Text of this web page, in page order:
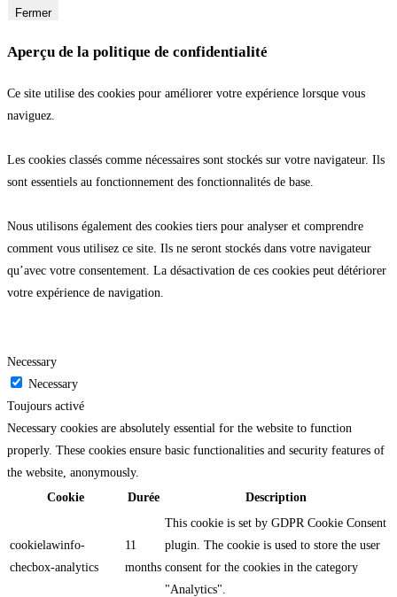
Fermer
Aperçu de la politique de confidentialité
Ce site utilise des cookies pour améliorer votre expérience lorsque vous
naviguez.
Les cookies classés comme nécessaires sont stockés sur votre navigateur. Ils
sont essentiels au fonctionnement des fonctionnalités de base.
Nous utilisons également des cookies tiers pour analyser et comprendre
comment vous utilisez ce site. Ils ne seront stockés dans votre navigateur
qu’avec votre consentement. La désactivation de ces cookies peut détériorer
votre expérience de navigation.
Necessary
Necessary
Toujours activé
Necessary cookies are absolutely essential for the website to function
properly. These cookies ensure basic functionalities and security features of
the website, anonymously.
Cookie
Durée Description
cookielawinfo-
checbox-analytics
11
months
This cookie is set by GDPR Cookie Consent
plugin. The cookie is used to store the user
consent for the cookies in the category
"Analytics".